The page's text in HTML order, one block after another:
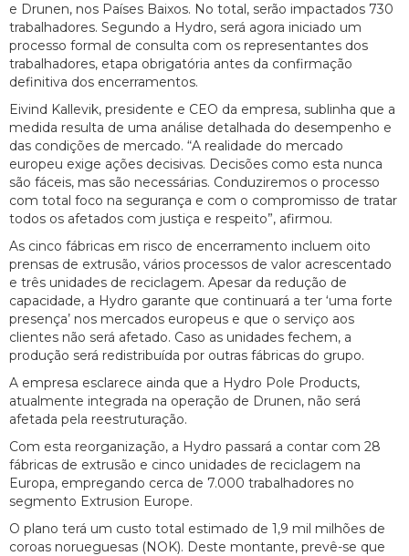
e Drunen, nos Países Baixos. No total, serão impactados 730
trabalhadores. Segundo a Hydro, será agora iniciado um
processo formal de consulta com os representantes dos
trabalhadores, etapa obrigatória antes da confirmação
definitiva dos encerramentos.
Eivind Kallevik, presidente e CEO da empresa, sublinha que a
medida resulta de uma análise detalhada do desempenho e
das condições de mercado. “A realidade do mercado
europeu exige ações decisivas. Decisões como esta nunca
são fáceis, mas são necessárias. Conduziremos o processo
com total foco na segurança e com o compromisso de tratar
todos os afetados com justiça e respeito”, afirmou.
As cinco fábricas em risco de encerramento incluem oito
prensas de extrusão, vários processos de valor acrescentado
e três unidades de reciclagem. Apesar da redução de
capacidade, a Hydro garante que continuará a ter ‘uma forte
presença’ nos mercados europeus e que o serviço aos
clientes não será afetado. Caso as unidades fechem, a
produção será redistribuída por outras fábricas do grupo.
A empresa esclarece ainda que a Hydro Pole Products,
atualmente integrada na operação de Drunen, não será
afetada pela reestruturação.
Com esta reorganização, a Hydro passará a contar com 28
fábricas de extrusão e cinco unidades de reciclagem na
Europa, empregando cerca de 7.000 trabalhadores no
segmento Extrusion Europe.
O plano terá um custo total estimado de 1,9 mil milhões de
coroas norueguesas (NOK). Deste montante, prevê-se que